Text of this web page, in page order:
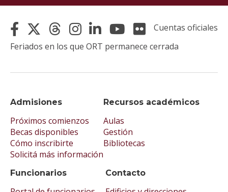
Admisiones
Próximos comienzos
Becas disponibles
Cómo inscribirte
Solicitá más información
Recursos académicos
Aulas
Gestión
Bibliotecas
Funcionarios Contacto
Cuentas oficiales
Feriados en los que ORT permanece cerrada